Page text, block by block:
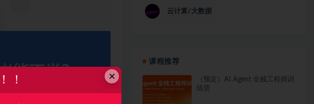
云计算/大数据
课程推荐
（预定）AI Agent 全栈工程师训
练营
×
！